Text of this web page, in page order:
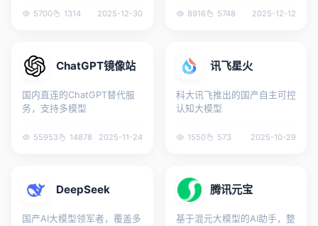
5700 1314 2025-12-30 8916 5748 2025-12-12
ChatGPT镜像站
国内直连的ChatGPT替代服
务，支持多模型
55953 14878 2025-11-24
讯飞星火
科大讯飞推出的国产自主可控
认知大模型
1550 573 2025-10-29
DeepSeek
国产AI大模型领军者，覆盖多
腾讯元宝
基于混元大模型的AI助手，整